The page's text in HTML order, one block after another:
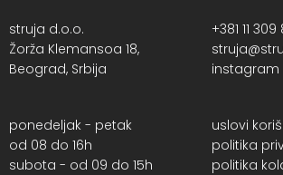
struja d.o.o.
Žorža Klemansoa 18,
Beograd, Srbija
+381 11
instagram
ponedeljak - petak
od 08 do 16h
subota - od 09 do 15h
uslovi
politika
politika